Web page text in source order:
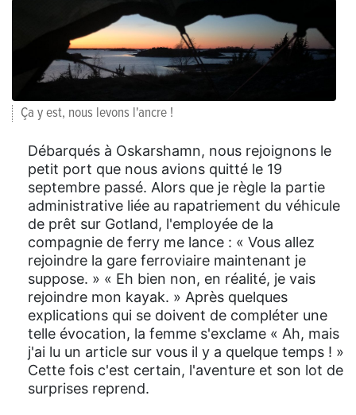
Ça y est, nous levons l'ancre !
Débarqués à Oskarshamn, nous rejoignons le
petit port que nous avions quitté le 19
septembre passé. Alors que je règle la partie
administrative liée au rapatriement du véhicule
de prêt sur Gotland, l'employée de la
compagnie de ferry me lance : « Vous allez
rejoindre la gare ferroviaire maintenant je
suppose. » « Eh bien non, en réalité, je vais
rejoindre mon kayak. » Après quelques
explications qui se doivent de compléter une
telle évocation, la femme s'exclame « Ah, mais
j'ai lu un article sur vous il y a quelque temps ! »
Cette fois c'est certain, l'aventure et son lot de
surprises reprend.